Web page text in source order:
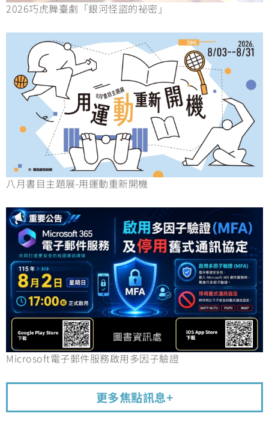
2026巧虎舞臺劇「銀河怪盜的祕密」
八月書目主題展-用運動重新開機
Microsoft電子郵件服務啟用多因子驗證
更多焦點訊息+